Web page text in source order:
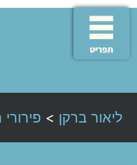
ליאור ברקן >